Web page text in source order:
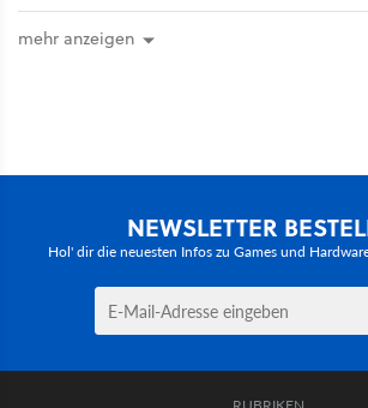
mehr anzeigen
NEWSLETTER
Hol' dir die neuesten Infos zu Games und